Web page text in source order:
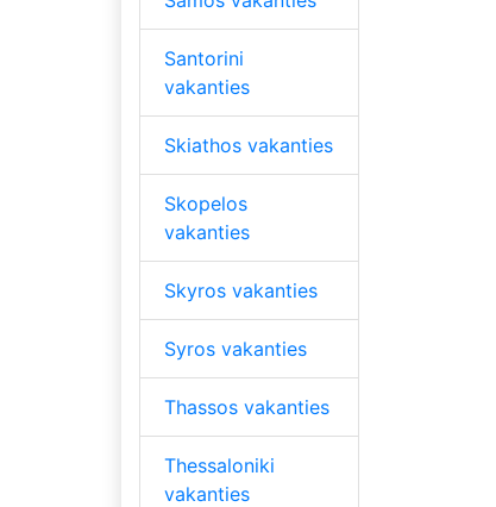
Santorini
vakanties
Skiathos vakanties
Skopelos
vakanties
Skyros vakanties
Syros vakanties
Thassos vakanties
Thessaloniki
vakanties